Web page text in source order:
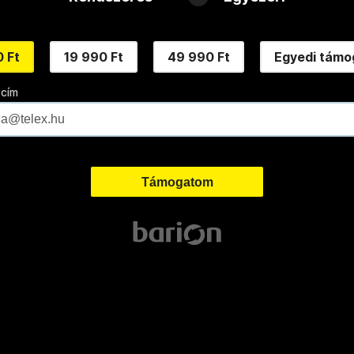
Ft 19 990 Ft 49 990 Ft Egyedi